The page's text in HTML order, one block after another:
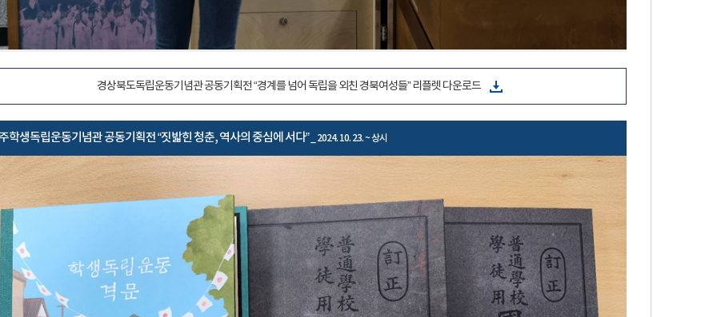
경상북도독립운동기념관 공동기획전 “경계를 넘어 독립을 외친 경북여성들” 리플렛 다운로드
학생독립운동기념관 공동기획전 “짓밟힌 청춘, 역사의 중심에 서다” _ 2024. 10. 23. ~ 상시